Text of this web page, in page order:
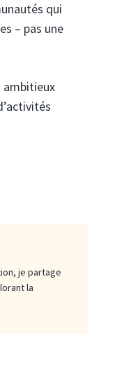
qui
– pas une
ambitieux
je partage
la